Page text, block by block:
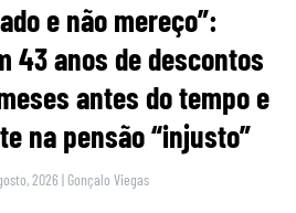
e não mereço”:
43 anos de descontos
antes do tempo e
na pensão “injusto”
2026 | Gonçalo Viegas